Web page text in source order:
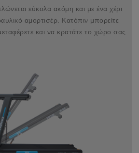
εύκολα ακόμη και με ένα χέρι
αμορτισέρ. Κατόπιν μπορείτε
και να κρατάτε το χώρο σας